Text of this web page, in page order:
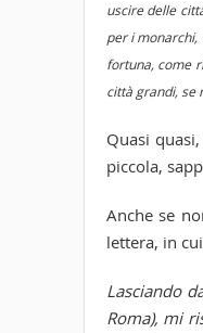
uscire delle
per i
fortuna, come
città grandi, se
Quasi
piccola,
Anche se
lettera, in
Lasciando
Roma), mi